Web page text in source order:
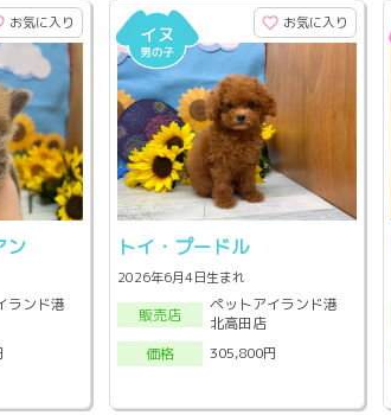
お気に入り
ン
ランド港
お気に入り
トイ・プードル
2026年6月4日生まれ
販売店
ペットアイランド港
北高田店
価格
305,800円